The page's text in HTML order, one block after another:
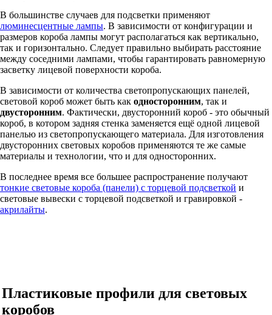
В большинстве случаев для подсветки применяют
люминесцентные лампы. В зависимости от конфигурации и
размеров короба лампы могут располагаться как вертикально,
так и горизонтально. Следует правильно выбирать расстояние
между соседними лампами, чтобы гарантировать равномерную
засветку лицевой поверхности короба.
В зависимости от количества светопропускающих панелей,
световой короб может быть как односторонним, так и
двусторонним. Фактически, двусторонний короб - это обычный
короб, в котором задняя стенка заменяется ещё одной лицевой
панелью из светопропускающего материала. Для изготовления
двусторонних световых коробов применяются те же самые
материалы и технологии, что и для односторонних.
В последнее время все большее распространение получают
тонкие световые короба (панели) с торцевой подсветкой и
световые вывески с торцевой подсветкой и гравировкой -
акрилайты.
Пластиковые профили для световых
коробов